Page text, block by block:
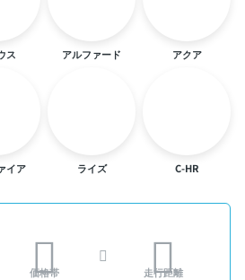
ス アルファード アクア
イア ライズ C-HR
価格帯 走行距離